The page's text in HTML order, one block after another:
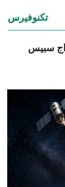
تكنوفيرس
سبيس